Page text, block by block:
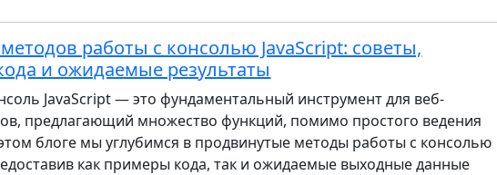
работы с консолью JavaScript: советы,
и ожидаемые результаты
JavaScript — это фундаментальный инструмент для веб-
предлагающий множество функций, помимо простого ведения
блоге мы углубимся в продвинутые методы работы с консолью
как примеры кода, так и ожидаемые выходные данные